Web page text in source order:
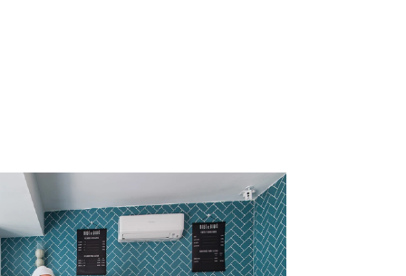
MÁS
con
tu Marca